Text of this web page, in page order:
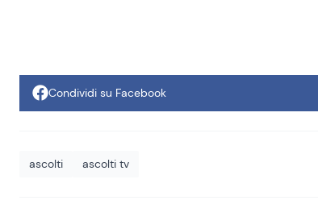
Condividi su Facebook
ascolti ascolti tv